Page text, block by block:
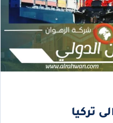
تركيا